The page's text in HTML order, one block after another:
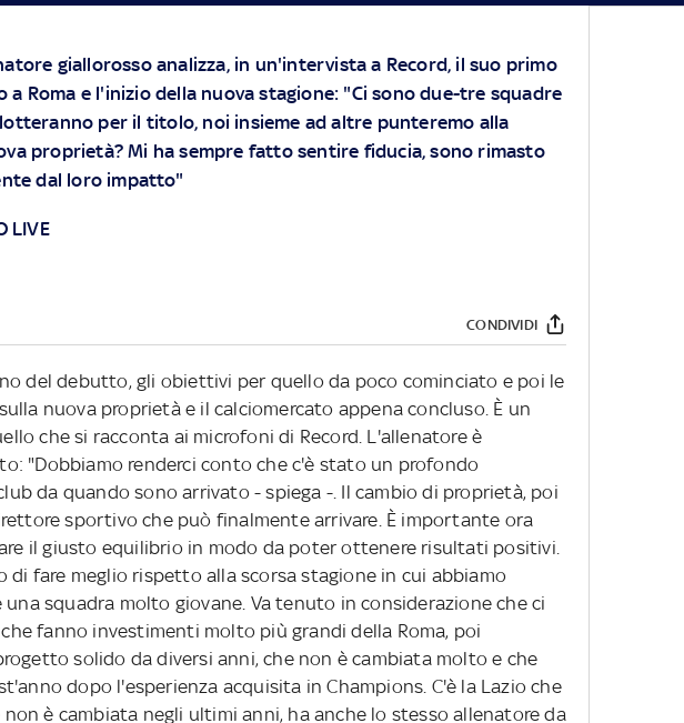
giallorosso analizza, in un'intervista a Record, il suo primo
a Roma e l'inizio della nuova stagione: "Ci sono due-tre squadre
per il titolo, noi insieme ad altre punteremo alla
proprietà? Mi ha sempre fatto sentire fiducia, sono rimasto
dal loro impatto"
LIVE
CONDIVIDI
del debutto, gli obiettivi per quello da poco cominciato e poi le
nuova proprietà e il calciomercato appena concluso. È un
che si racconta ai microfoni di Record. L'allenatore è
"Dobbiamo renderci conto che c'è stato un profondo
da quando sono arrivato - spiega -. Il cambio di proprietà, poi
sportivo che può finalmente arrivare. È importante ora
il giusto equilibrio in modo da poter ottenere risultati positivi.
di fare meglio rispetto alla scorsa stagione in cui abbiamo
squadra molto giovane. Va tenuto in considerazione che ci
fanno investimenti molto più grandi della Roma, poi
solido da diversi anni, che non è cambiata molto e che
dopo l'esperienza acquisita in Champions. C'è la Lazio che
non è cambiata negli ultimi anni, ha anche lo stesso allenatore da